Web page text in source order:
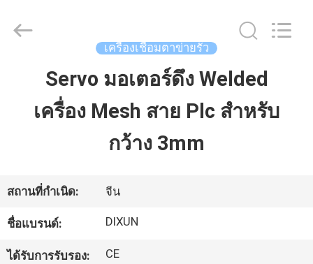
การ
แสดง
VR
Mesh
เครื่องเชื่อมตาข่ายรั้ว
Servo มอเตอร์ดึง Welded
เครื่อง Mesh สาย Plc สําหรับ
กว้าง 3mm
สถานที่กำเนิด: จีน
ชื่อแบรนด์: DIXUN
ได้รับการรับรอง: CE